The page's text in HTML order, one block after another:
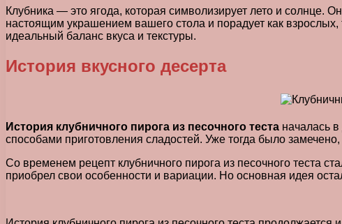
Клубника — это ягода, которая символизирует лето и солнце.
настоящим украшением вашего стола и порадует как
идеальный баланс вкуса и текстуры.
История вкусного десерта
История клубничного пирога из песочного теста началась
способами приготовления сладостей. Уже тогда было
Со временем рецепт клубничного пирога из песочного теста
приобрел свои особенности и вариации. Но основная идея